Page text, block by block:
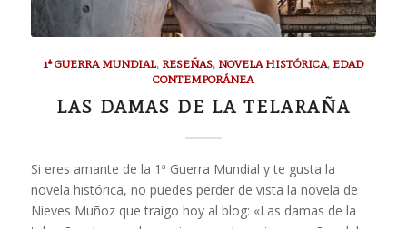
1ª GUERRA MUNDIAL, RESEÑAS, NOVELA HISTÓRICA, EDAD
CONTEMPORÁNEA
LAS DAMAS DE LA TELARAÑA
Si eres amante de la 1ª Guerra Mundial y te gusta la
novela histórica, no puedes perder de vista la novela de
Nieves Muñoz que traigo hoy al blog: «Las damas de la